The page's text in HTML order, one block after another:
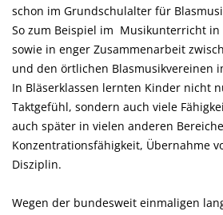
schon im Grundschulalter für
So zum Beispiel im Musikunterricht in
sowie in enger Zusammenarbeit
und den örtlichen Blasmusikvereinen
In Bläserklassen lernten Kinder nicht
Taktgefühl, sondern auch viele
auch später in vielen anderen
Konzentrationsfähigkeit, Übernahme
Disziplin.
Wegen der bundesweit einmaligen